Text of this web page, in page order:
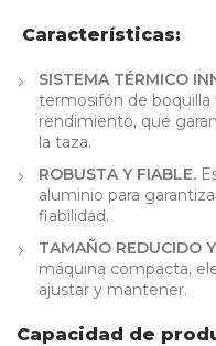
Características:
SISTEMA TÉRMICO
termosifón de boquilla
rendimiento, que
la taza.
ROBUSTA Y FIABLE.
aluminio para
fiabilidad.
TAMAÑO REDUCIDO
máquina compacta,
ajustar y mantener.
Capacidad de